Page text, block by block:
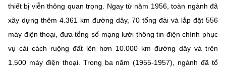
thiết bị viễn thông quan trọng. Ngay từ năm 1956, toàn ngành đã
xây dựng thêm 4.361 km đường dây, 70 tổng đài và lắp đặt 556
máy điện thoại, đưa tổng số mạng lưới thông tin điện chính phục
vụ cải cách ruộng đất lên hơn 10.000 km đường dây và trên
1.500 máy điện thoại. Trong ba năm (1955-1957), ngành đã tổ